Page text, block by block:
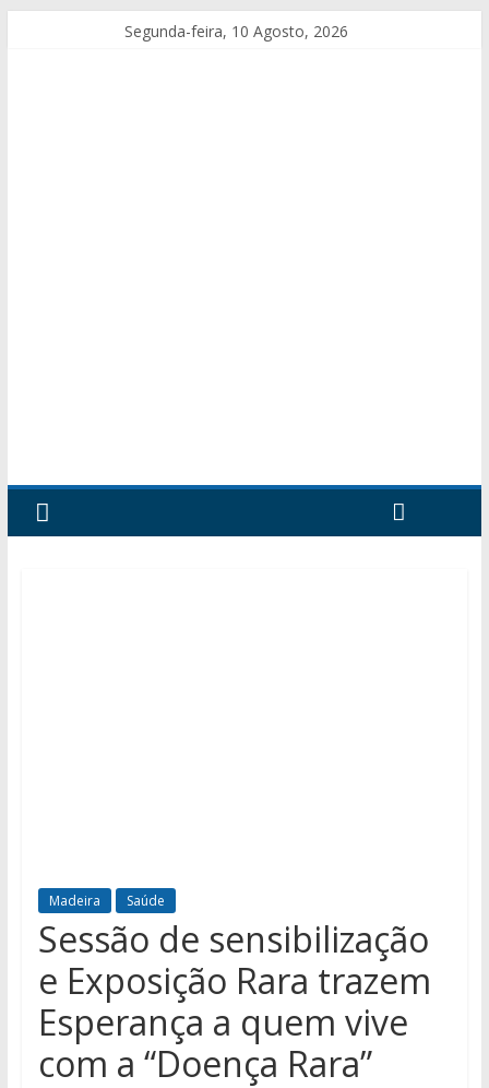
Segunda-feira, 10 Agosto, 2026
Madeira Saúde
Sessão de sensibilização
e Exposição Rara trazem
Esperança a quem vive
com a “Doença Rara”